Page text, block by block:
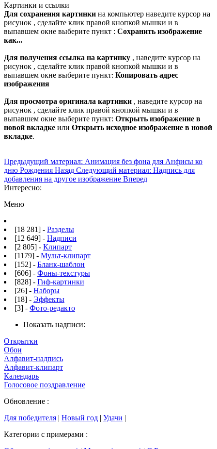
Картинки и ссылки
Для сохранения картинки на компьютер наведите курсор на
рисунок , сделайте клик правой кнопкой мышки и в
выпавшем окне выберите пункт : Сохранить изображение
как...
Для получения ссылка на картинку , наведите курсор на
рисунок , сделайте клик правой кнопкой мышки и в
выпавшем окне выберите пункт: Копировать адрес
изображения
Для просмотра оригинала картинки , наведите курсор на
рисунок , сделайте клик правой кнопкой мышки и в
выпавшем окне выберите пункт: Открыть изображение в
новой вкладке или Открыть исходное изображение в новой
вкладке.
Предыдущий материал: Анимация без фона для Анфисы ко
дню Рождения Назад Следующий материал: Надпись для
добавления на другое изображение Вперед
Интересно:
Меню
[18 281] - Разделы
[12 649] - Надписи
[2 805] - Клипарт
[1179] - Мульт-клипарт
[152] - Бланк-шаблон
[606] - Фоны-текстуры
[828] - Гиф-картинки
[26] - Наборы
[18] - Эффекты
[3] - Фото-редакто
Показать надписи:
Открытки
Обои
Алфавит-надпись
Алфавит-клипарт
Календарь
Голосовое поздравление
Обновление :
Для победителя | Новый год | Удачи |
Категории с примерами :